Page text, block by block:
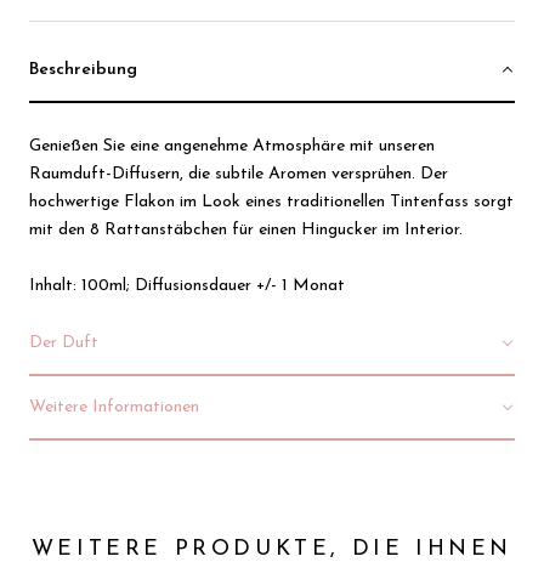
Beschreibung
Genießen Sie eine angenehme Atmosphäre mit unseren
Raumduft-Diffusern, die subtile Aromen versprühen. Der
hochwertige Flakon im Look eines traditionellen Tintenfass sorgt
mit den 8 Rattanstäbchen für einen Hingucker im Interior.
Inhalt: 100ml; Diffusionsdauer +/- 1 Monat
Der Duft
Weitere Informationen
WEITERE PRODUKTE, DIE IHNEN